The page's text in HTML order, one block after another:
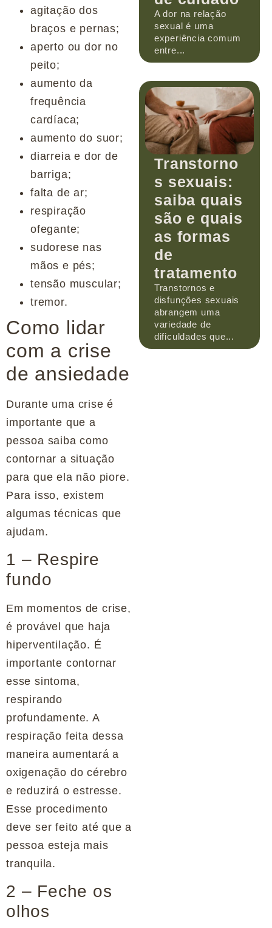
agitação dos
braços e pernas;
aperto ou dor no
peito;
aumento da
frequência
cardíaca;
aumento do suor;
diarreia e dor de
barriga;
falta de ar;
respiração
ofegante;
sudorese nas
mãos e pés;
tensão muscular;
tremor.
Como lidar
com a crise
de ansiedade
Durante uma crise é
importante que a
pessoa saiba como
contornar a situação
para que ela não piore.
Para isso, existem
algumas técnicas que
ajudam.
1 – Respire
fundo
Em momentos de crise,
é provável que haja
hiperventilação. É
importante contornar
esse sintoma,
respirando
profundamente. A
respiração feita dessa
maneira aumentará a
oxigenação do cérebro
e reduzirá o estresse.
Esse procedimento
deve ser feito até que a
pessoa esteja mais
tranquila.
2 – Feche os
olhos
A dor na relação
sexual é uma
experiência comum
entre...
Transtorno
s sexuais:
saiba quais
são e quais
as formas
de
tratamento
Transtornos e
disfunções sexuais
abrangem uma
variedade de
dificuldades que...